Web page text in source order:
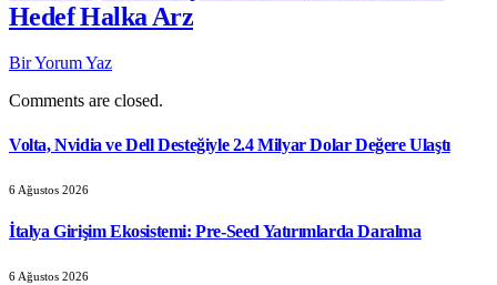
Hedef Halka Arz
Bir Yorum Yaz
Comments are closed.
Volta, Nvidia ve Dell Desteğiyle 2.4 Milyar Dolar Değere Ulaştı
6 Ağustos 2026
İtalya Girişim Ekosistemi: Pre-Seed Yatırımlarda Daralma
6 Ağustos 2026